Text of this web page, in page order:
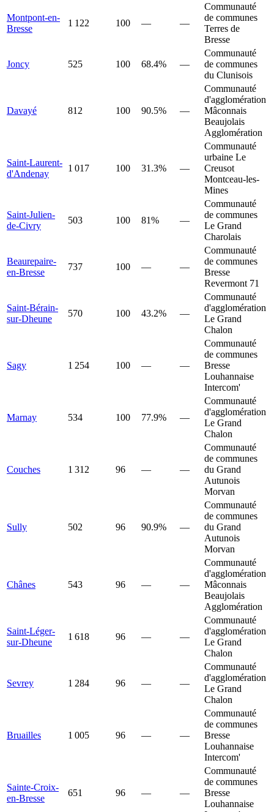
Montpont-en-
Bresse
1 122 100 — —
Communauté
de communes
Terres de
Bresse
Joncy 525 100 68.4% —
Communauté
de communes
du Clunisois
Davayé 812 100 90.5% —
Communauté
d'agglomération
Mâconnais
Beaujolais
Agglomération
Saint-Laurent-
d'Andenay
1 017 100 31.3% —
Communauté
urbaine Le
Creusot
Montceau-les-
Mines
Saint-Julien-
de-Civry
503 100 81% —
Communauté
de communes
Le Grand
Charolais
Beaurepaire-
en-Bresse
737 100 — —
Communauté
de communes
Bresse
Revermont 71
Saint-Bérain-
sur-Dheune
570 100 43.2% —
Communauté
d'agglomération
Le Grand
Chalon
Sagy 1 254 100 — —
Communauté
de communes
Bresse
Louhannaise
Intercom'
Marnay 534 100 77.9% —
Communauté
d'agglomération
Le Grand
Chalon
Couches 1 312 96 — —
Communauté
de communes
du Grand
Autunois
Morvan
Sully 502 96 90.9% —
Communauté
de communes
du Grand
Autunois
Morvan
Chânes 543 96 — —
Communauté
d'agglomération
Mâconnais
Beaujolais
Agglomération
Saint-Léger-
sur-Dheune
1 618 96 — —
Communauté
d'agglomération
Le Grand
Chalon
Sevrey 1 284 96 — —
Communauté
d'agglomération
Le Grand
Chalon
Bruailles 1 005 96 — —
Communauté
de communes
Bresse
Louhannaise
Intercom'
Sainte-Croix-
en-Bresse
651 96 — —
Communauté
de communes
Bresse
Louhannaise